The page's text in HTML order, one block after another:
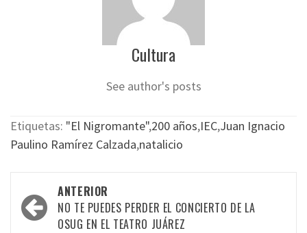
Cultura
See author's posts
Etiquetas: "El Nigromante",200 años,IEC,Juan Ignacio
Paulino Ramírez Calzada,natalicio
Navegación
por
ANTERIOR
NO TE PUEDES PERDER EL CONCIERTO DE LA
OSUG EN EL TEATRO JUÁREZ